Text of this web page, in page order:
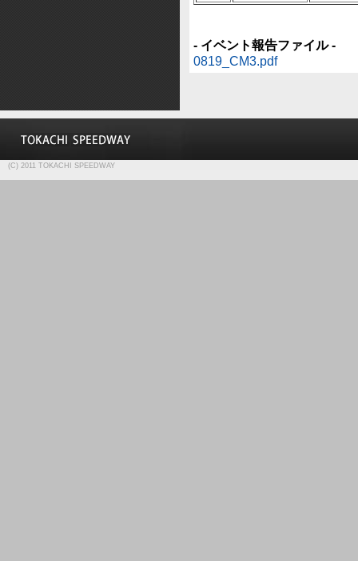
- イベント報告ファイル -
0819_CM3.pdf
(C) 2011 TOKACHI SPEEDWAY